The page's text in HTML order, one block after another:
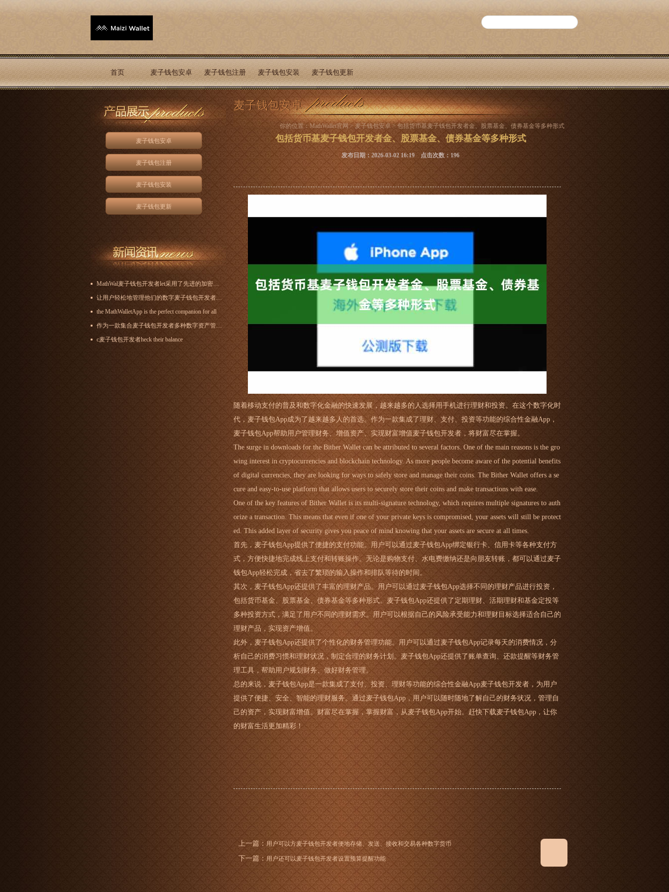
首页 麦子钱包安卓 麦子钱包注册 麦子钱包安装 麦子钱包更新
麦子钱包安卓
麦子钱包注册
麦子钱包安装
麦子钱包更新
MathWal麦子钱包开发者let采用了先进的加密技术
让用户轻松地管理他们的数字麦子钱包开发者资产
the MathWalletApp is the perfect companion for all
作为一款集合麦子钱包开发者多种数字资产管理功能的区块链钱包
c麦子钱包开发者heck their balance
麦子钱包安卓
你的位置：MathWallet官网>麦子钱包安卓> 包括货币基麦子钱包开发者金、股票基金、债券基金等多种形式
包括货币基麦子钱包开发者金、股票基金、债券基金等多种形式
发布日期：2026-03-02 16:19 点击次数：196
随着移动支付的普及和数字化金融的快速发展，越来越多的人选择用手机进行理财和投资。在这个数字化时
代，麦子钱包App成为了越来越多人的首选。作为一款集成了理财、支付、投资等功能的综合性金融App，
麦子钱包App帮助用户管理财务、增值资产、实现财富增值麦子钱包开发者，将财富尽在掌握。
The surge in downloads for the Bither Wallet can be attributed to several factors. One of the main reasons is the gro
wing interest in cryptocurrencies and blockchain technology. As more people become aware of the potential benefits
of digital currencies, they are looking for ways to safely store and manage their coins. The Bither Wallet offers a se
cure and easy-to-use platform that allows users to securely store their coins and make transactions with ease.
One of the key features of Bither Wallet is its multi-signature technology, which requires multiple signatures to auth
orize a transaction. This means that even if one of your private keys is compromised, your assets will still be protect
ed. This added layer of security gives you peace of mind knowing that your assets are secure at all times.
首先，麦子钱包App提供了便捷的支付功能。用户可以通过麦子钱包App绑定银行卡、信用卡等各种支付方
式，方便快捷地完成线上支付和转账操作。无论是购物支付、水电费缴纳还是向朋友转账，都可以通过麦子
钱包App轻松完成，省去了繁琐的输入操作和排队等待的时间。
其次，麦子钱包App还提供了丰富的理财产品。用户可以通过麦子钱包App选择不同的理财产品进行投资，
包括货币基金、股票基金、债券基金等多种形式。麦子钱包App还提供了定期理财、活期理财和基金定投等
多种投资方式，满足了用户不同的理财需求。用户可以根据自己的风险承受能力和理财目标选择适合自己的
理财产品，实现资产增值。
此外，麦子钱包App还提供了个性化的财务管理功能。用户可以通过麦子钱包App记录每天的消费情况，分
析自己的消费习惯和理财状况，制定合理的财务计划。麦子钱包App还提供了账单查询、还款提醒等财务管
理工具，帮助用户规划财务、做好财务管理。
总的来说，麦子钱包App是一款集成了支付、投资、理财等功能的综合性金融App麦子钱包开发者，为用户
提供了便捷、安全、智能的理财服务。通过麦子钱包App，用户可以随时随地了解自己的财务状况，管理自
己的资产，实现财富增值。财富尽在掌握，掌握财富，从麦子钱包App开始。赶快下载麦子钱包App，让你
的财富生活更加精彩！
上一篇： 用户可以方麦子钱包开发者便地存储、发送、接收和交易各种数字货币
下一篇： 用户还可以麦子钱包开发者设置预算提醒功能